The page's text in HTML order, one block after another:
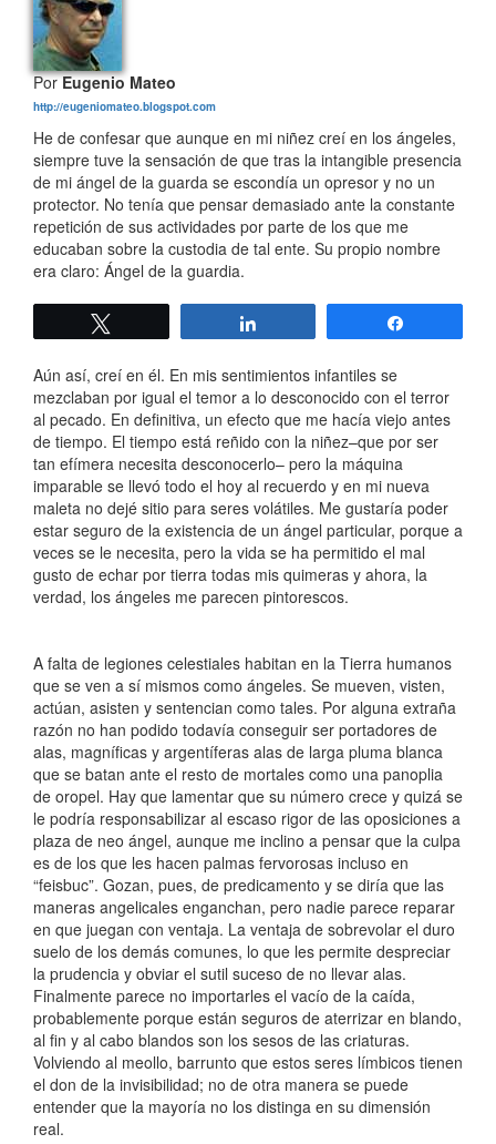
PorEugenio Mateo
http://eugeniomateo.blogspot.com
He de confesar que aunque en mi niñez creí en los ángeles,
siempre tuve la sensación de que tras la intangible presencia
de mi ángel de la guarda se escondía un opresor y no un
protector. No tenía que pensar demasiado ante la constante
repetición de sus actividades por parte de los que me
educaban sobre la custodia de tal ente. Su propio nombre
era claro: Ángel de la guardia.
Aún así, creí en él. En mis sentimientos infantiles se
mezclaban por igual el temor a lo desconocido con el terror
al pecado. En definitiva, un efecto que me hacía viejo antes
de tiempo. El tiempo está reñido con la niñez–que por ser
tan efímera necesita desconocerlo– pero la máquina
imparable se llevó todo el hoy al recuerdo y en mi nueva
maleta no dejé sitio para seres volátiles. Me gustaría poder
estar seguro de la existencia de un ángel particular, porque a
veces se le necesita, pero la vida se ha permitido el mal
gusto de echar por tierra todas mis quimeras y ahora, la
verdad, los ángeles me parecen pintorescos.
A falta de legiones celestiales habitan en la Tierra humanos
que se ven a sí mismos como ángeles. Se mueven, visten,
actúan, asisten y sentencian como tales. Por alguna extraña
razón no han podido todavía conseguir ser portadores de
alas, magníficas y argentíferas alas de larga pluma blanca
que se batan ante el resto de mortales como una panoplia
de oropel. Hay que lamentar que su número crece y quizá se
le podría responsabilizar al escaso rigor de las oposiciones a
plaza de neo ángel, aunque me inclino a pensar que la culpa
es de los que les hacen palmas fervorosas incluso en
“feisbuc”. Gozan, pues, de predicamento y se diría que las
maneras angelicales enganchan, pero nadie parece reparar
en que juegan con ventaja. La ventaja de sobrevolar el duro
suelo de los demás comunes, lo que les permite despreciar
la prudencia y obviar el sutil suceso de no llevar alas.
Finalmente parece no importarles el vacío de la caída,
probablemente porque están seguros de aterrizar en blando,
al fin y al cabo blandos son los sesos de las criaturas.
Volviendo al meollo, barrunto que estos seres límbicos tienen
el don de la invisibilidad; no de otra manera se puede
entender que la mayoría no los distinga en su dimensión
real.